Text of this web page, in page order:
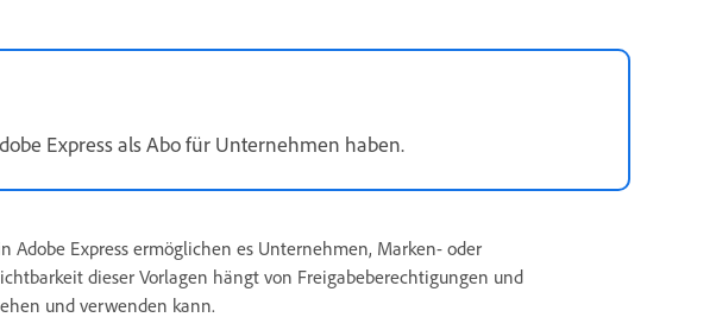
Express als Abo für Unternehmen haben.
Express ermöglichen es Unternehmen, Marken- oder
dieser Vorlagen hängt von Freigabeberechtigungen und
und verwenden kann.